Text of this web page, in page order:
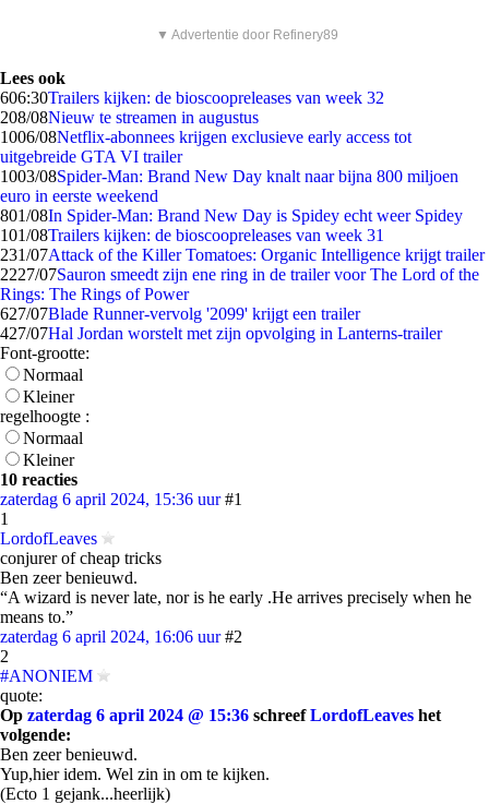
▼ Advertentie door Refinery89
Lees ook
606:30Trailers kijken: de bioscoopreleases van week 32
208/08Nieuw te streamen in augustus
1006/08Netflix-abonnees krijgen exclusieve early access tot
uitgebreide GTA VI trailer
1003/08Spider-Man: Brand New Day knalt naar bijna 800 miljoen
euro in eerste weekend
801/08In Spider-Man: Brand New Day is Spidey echt weer Spidey
101/08Trailers kijken: de bioscoopreleases van week 31
231/07Attack of the Killer Tomatoes: Organic Intelligence krijgt trailer
2227/07Sauron smeedt zijn ene ring in de trailer voor The Lord of the
Rings: The Rings of Power
627/07Blade Runner-vervolg '2099' krijgt een trailer
427/07Hal Jordan worstelt met zijn opvolging in Lanterns-trailer
Font-grootte:
Normaal
Kleiner
regelhoogte :
Normaal
Kleiner
10 reacties
zaterdag 6 april 2024, 15:36 uur #1
1
LordofLeaves
conjurer of cheap tricks
Ben zeer benieuwd.
“A wizard is never late, nor is he early .He arrives precisely when he
means to.”
zaterdag 6 april 2024, 16:06 uur #2
2
#ANONIEM
quote:
Op zaterdag 6 april 2024 @ 15:36 schreefLordofLeaves het
volgende:
Ben zeer benieuwd.
Yup,hier idem. Wel zin in om te kijken.
(Ecto 1 gejank...heerlijk)